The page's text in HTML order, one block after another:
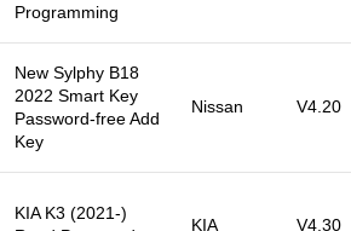
Programming
New Sylphy B18
2022 Smart Key
Password-free Add
Key
Nissan V4.20
KIA K3 (2021-)
KIA V4.30